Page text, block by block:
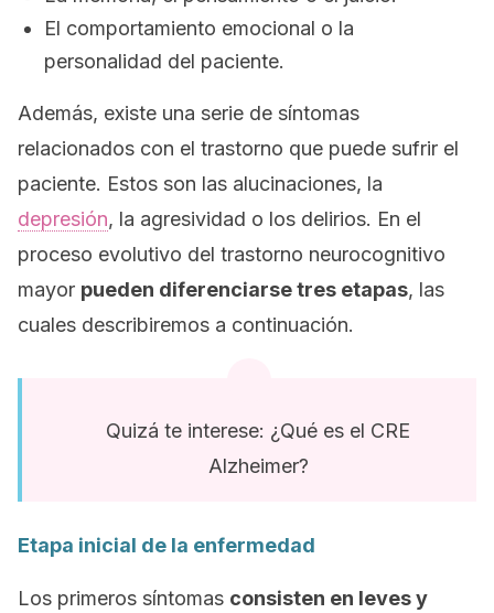
El comportamiento emocional o la
personalidad del paciente.
Además, existe una serie de síntomas
relacionados con el trastorno que puede sufrir el
paciente. Estos son las alucinaciones, la
depresión, la agresividad o los delirios. En el
proceso evolutivo del trastorno neurocognitivo
mayor pueden diferenciarse tres etapas, las
cuales describiremos a continuación.
Quizá te interese: ¿Qué es el CRE
Alzheimer?
Etapa inicial de la enfermedad
Los primeros síntomas consisten en leves y